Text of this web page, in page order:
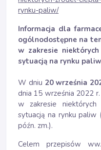
rynku-paliw/
Informacja dla
ogólnodostępne na
w zakresie
sytuacją na rynku paliw
W dniu 20 września
dnia 15 września 2022
w zakresie
sytuacją na rynku paliw
późn. zm.).
Celem przepisów